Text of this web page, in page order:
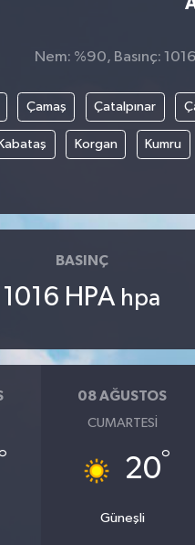
Nem: %90, Basınç:
Çamaş Çatalpınar
Kabataş Korgan Kumru
BASINÇ
1016 HPA hpa
08 AĞUSTOS
CUMARTESI
20°
Güneşli